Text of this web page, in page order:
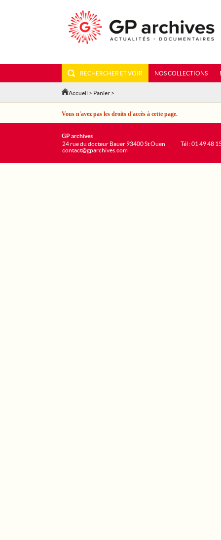
RECHERCHER ET VOIR NOS COLLECTIONS
Accueil > Panier >
Vous n'avez pas les droits d'accès à cette page.
GP archives
24 rue du docteur Bauer 93400 St Ouen
contact@gparchives.com
Tél : 01 49 48